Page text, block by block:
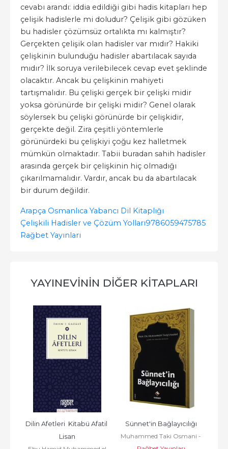
cevabı arandı: iddia edildiği gibi hadis kitapları hep
çelişik hadislerle mi doludur? Çelişik gibi gözüken
bu hadisler çözümsüz ortalıkta mı kalmıştır?
Gerçekten çelişik olan hadisler var mıdır? Hakiki
çelişkinin bulunduğu hadisler abartılacak sayıda
mıdır? İlk soruya verilebilecek cevap evet şeklinde
olacaktır. Ancak bu çelişkinin mahiyeti
tartışmalıdır. Bu çelişki gerçek bir çelişki midir
yoksa görünürde bir çelişki midir? Genel olarak
söylersek bu çelişki görünürde bir çelişkidir,
gerçekte değil. Zira çeşitli yöntemlerle
görünürdeki bu çelişkiyi çoğu kez halletmek
mümkün olmaktadır. Tabii buradan sahih hadisler
arasında gerçek bir çelişkinin hiç olmadığı
çıkarılmamalıdır. Vardır, ancak bu da abartılacak
bir durum değildir.
Arapça Osmanlıca Yabancı Dil Kitaplığı
Çelişkili Hadisler ve Çözüm Yolları9786059475785
Rağbet Yayınları
YAYINEVININ DIĞER KITAPLARI
Dilin Afetleri  Kitabü Afatil
Lisan
Sünnet'in Bağlayıcılığı
Muhammed Taki Osmani -